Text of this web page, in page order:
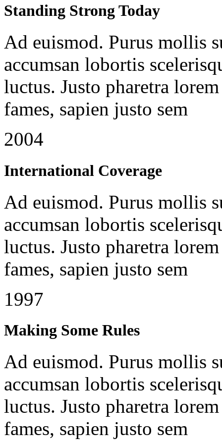
Standing Strong Today
Ad euismod. Purus mollis
accumsan lobortis
luctus. Justo pharetra
fames, sapien justo sem
2004
International Coverage
Ad euismod. Purus mollis
accumsan lobortis
luctus. Justo pharetra
fames, sapien justo sem
1997
Making Some Rules
Ad euismod. Purus mollis
accumsan lobortis
luctus. Justo pharetra
fames, sapien justo sem